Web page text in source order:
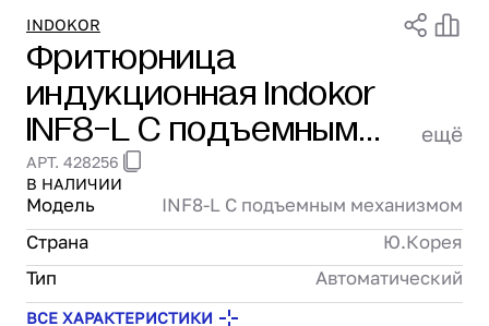
Проектирование
Сервис и монтаж
ПОКУПАТЕЛЯМ
Доставка и оплата
Гарантия и возврат
Лизинг
Акции
О GRANBAZAR
О нас
Бренды
Контакты
INDOKOR
Фритюрница
индукционная Indokor
INF8-L C подъемным
механизмом
ещё
АРТ. 428256
В НАЛИЧИИ
Модель
INF8-L C подъемным механизмом
Страна
Ю.Корея
Тип
Автоматический
ВСЕ ХАРАКТЕРИСТИКИ